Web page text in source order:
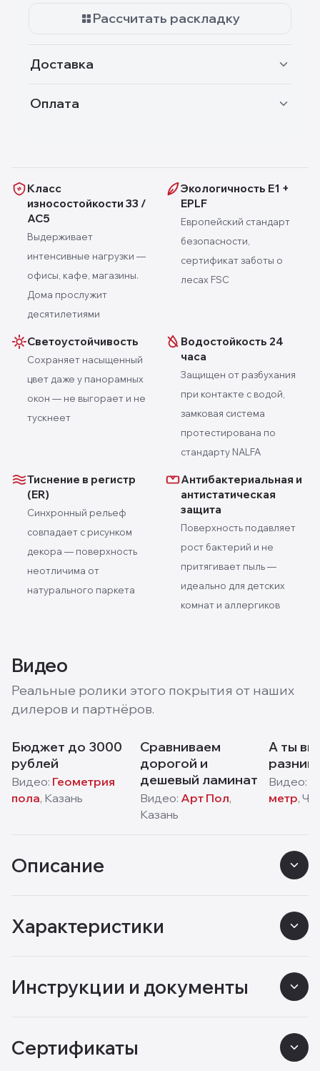
Рассчитать раскладку
Доставка
Оплата
Класс
износостойкости 33 /
AC5
Выдерживает
интенсивные нагрузки —
офисы, кафе, магазины.
Дома прослужит
десятилетиями
Экологичность E1 +
EPLF
Европейский стандарт
безопасности,
сертификат заботы о
лесах FSC
Светоустойчивость
Сохраняет насыщенный
цвет даже у панорамных
окон — не выгорает и не
тускнеет
Водостойкость 24
часа
Защищен от разбухания
при контакте с водой,
замковая система
протестирована по
стандарту NALFA
Тиснение в регистр
(ER)
Синхронный рельеф
совпадает с рисунком
декора — поверхность
неотличима от
натурального паркета
Антибактериальная и
антистатическая
защита
Поверхность подавляет
рост бактерий и не
притягивает пыль —
идеально для детских
комнат и аллергиков
Видео
Реальные ролики этого покрытия от наших
дилеров и партнёров.
Бюджет до 3000
рублей
Видео: Геометрия
пола, Казань
Сравниваем
дорогой и
дешевый ламинат
Видео: Арт Пол,
Казань
А ты
Видео:
метр,
Описание
Характеристики
Инструкции и документы
Сертификаты